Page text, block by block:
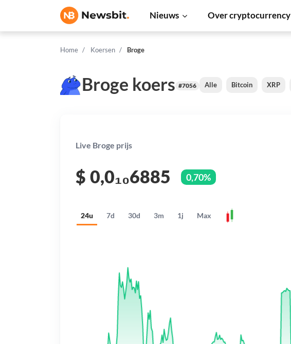
Nieuws Over cryptocurrency
Home Koersen Broge
Broge koers #7056 Alle Bitcoin XRP
Live Broge prijs
$ 0,0₁₀6885 0,70%
24u 7d 30d 3m 1j Max